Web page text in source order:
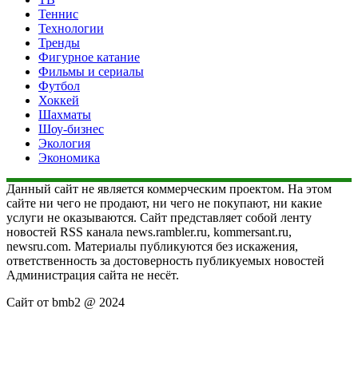
Теннис
Технологии
Тренды
Фигурное катание
Фильмы и сериалы
Футбол
Хоккей
Шахматы
Шоу-бизнес
Экология
Экономика
Данный сайт не является коммерческим проектом. На этом
сайте ни чего не продают, ни чего не покупают, ни какие
услуги не оказываются. Сайт представляет собой ленту
новостей RSS канала news.rambler.ru, kommersant.ru,
newsru.com. Материалы публикуются без искажения,
ответственность за достоверность публикуемых новостей
Администрация сайта не несёт.
Сайт от bmb2 @ 2024